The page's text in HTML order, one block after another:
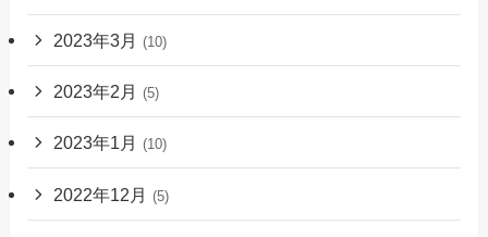
2023年3月 (10)
2023年2月 (5)
2023年1月 (10)
2022年12月 (5)